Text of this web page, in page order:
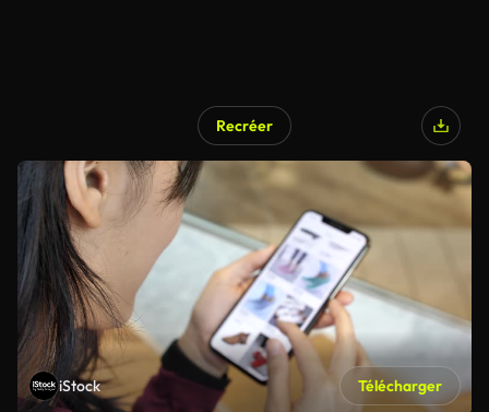
Recréer
iStock Télécharger